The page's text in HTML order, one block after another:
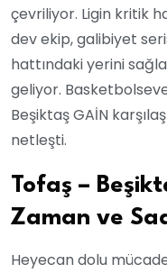
çevriliyor. Ligin kritik
dev ekip, galibiyet
hattındaki yerini
geliyor.
Beşiktaş GAİN
netleşti.
Tofaş –
Zaman ve
Heyecan dolu